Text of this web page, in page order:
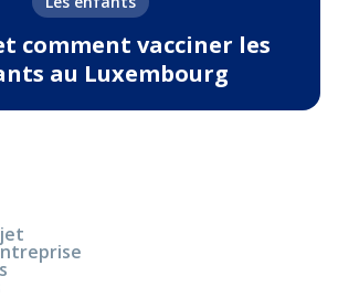
comment vacciner les
au Luxembourg